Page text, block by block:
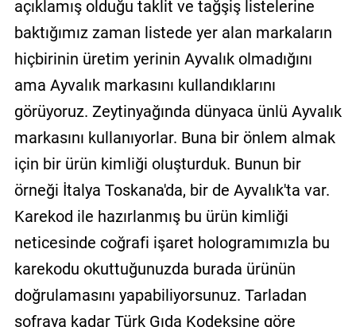
açıklamış olduğu taklit ve tağşiş listelerine
baktığımız zaman listede yer alan markaların
hiçbirinin üretim yerinin Ayvalık olmadığını
ama Ayvalık markasını kullandıklarını
görüyoruz. Zeytinyağında dünyaca ünlü Ayvalık
markasını kullanıyorlar. Buna bir önlem almak
için bir ürün kimliği oluşturduk. Bunun bir
örneği İtalya Toskana'da, bir de Ayvalık'ta var.
Karekod ile hazırlanmış bu ürün kimliği
neticesinde coğrafi işaret hologramımızla bu
karekodu okuttuğunuzda burada ürünün
doğrulamasını yapabiliyorsunuz. Tarladan
sofraya kadar Türk Gıda Kodeksine göre